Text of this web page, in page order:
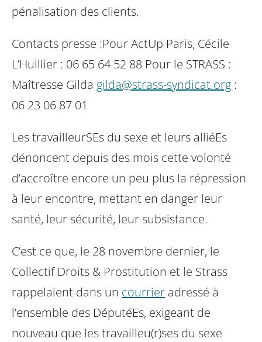
pénalisation des clients.
Contacts presse :Pour ActUp Paris, Cécile
L’Huillier : 06 65 64 52 88 Pour le STRASS :
Maîtresse Gilda gilda@strass-syndicat.org :
06 23 06 87 01
Les travailleurSEs du sexe et leurs alliéEs
dénoncent depuis des mois cette volonté
d’accroître encore un peu plus la répression
à leur encontre, mettant en danger leur
santé, leur sécurité, leur subsistance.
C’est ce que, le 28 novembre dernier, le
Collectif Droits & Prostitution et le Strass
rappelaient dans un courrier adressé à
l’ensemble des DéputéEs, exigeant de
nouveau que les travailleu(r)ses du sexe